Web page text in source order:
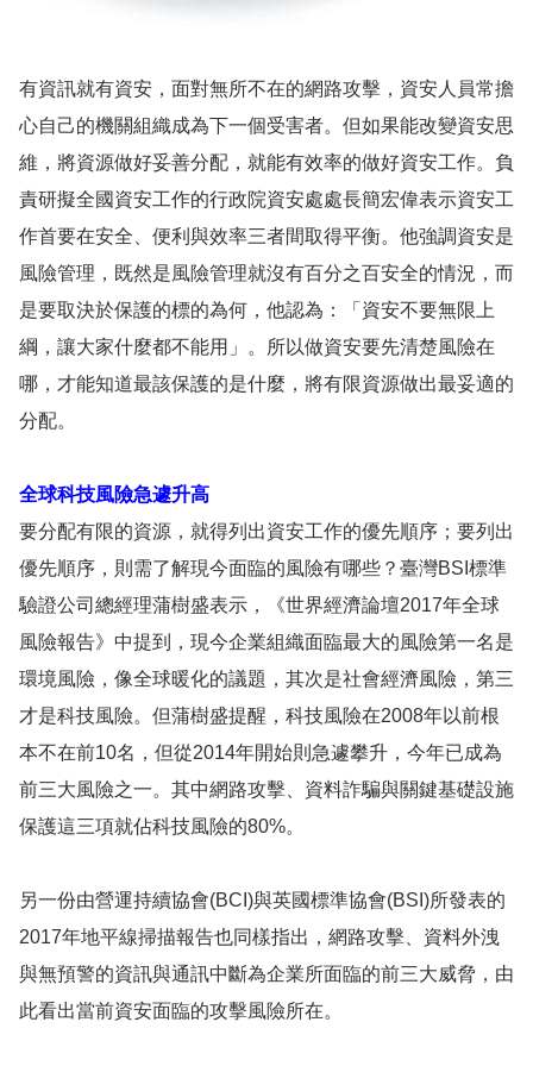
有資訊就有資安，面對無所不在的網路攻擊，資安人員常擔
心自己的機關組織成為下一個受害者。但如果能改變資安思
維，將資源做好妥善分配，就能有效率的做好資安工作。負
責研擬全國資安工作的行政院資安處處長簡宏偉表示資安工
作首要在安全、便利與效率三者間取得平衡。他強調資安是
風險管理，既然是風險管理就沒有百分之百安全的情況，而
是要取決於保護的標的為何，他認為：「資安不要無限上
綱，讓大家什麼都不能用」。所以做資安要先清楚風險在
哪，才能知道最該保護的是什麼，將有限資源做出最妥適的
分配。
全球科技風險急遽升高
要分配有限的資源，就得列出資安工作的優先順序；要列出
優先順序，則需了解現今面臨的風險有哪些？臺灣BSI標準
驗證公司總經理蒲樹盛表示，《世界經濟論壇2017年全球
風險報告》中提到，現今企業組織面臨最大的風險第一名是
環境風險，像全球暖化的議題，其次是社會經濟風險，第三
才是科技風險。但蒲樹盛提醒，科技風險在2008年以前根
本不在前10名，但從2014年開始則急遽攀升，今年已成為
前三大風險之一。其中網路攻擊、資料詐騙與關鍵基礎設施
保護這三項就佔科技風險的80%。
另一份由營運持續協會(BCI)與英國標準協會(BSI)所發表的
2017年地平線掃描報告也同樣指出，網路攻擊、資料外洩
與無預警的資訊與通訊中斷為企業所面臨的前三大威脅，由
此看出當前資安面臨的攻擊風險所在。